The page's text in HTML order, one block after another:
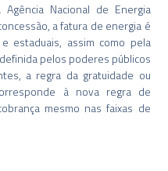
Nacional de Energia
a fatura de energia é
estaduais, assim como pela
pelos poderes públicos
a regra da gratuidade ou
à nova regra de
mesmo nas faixas de